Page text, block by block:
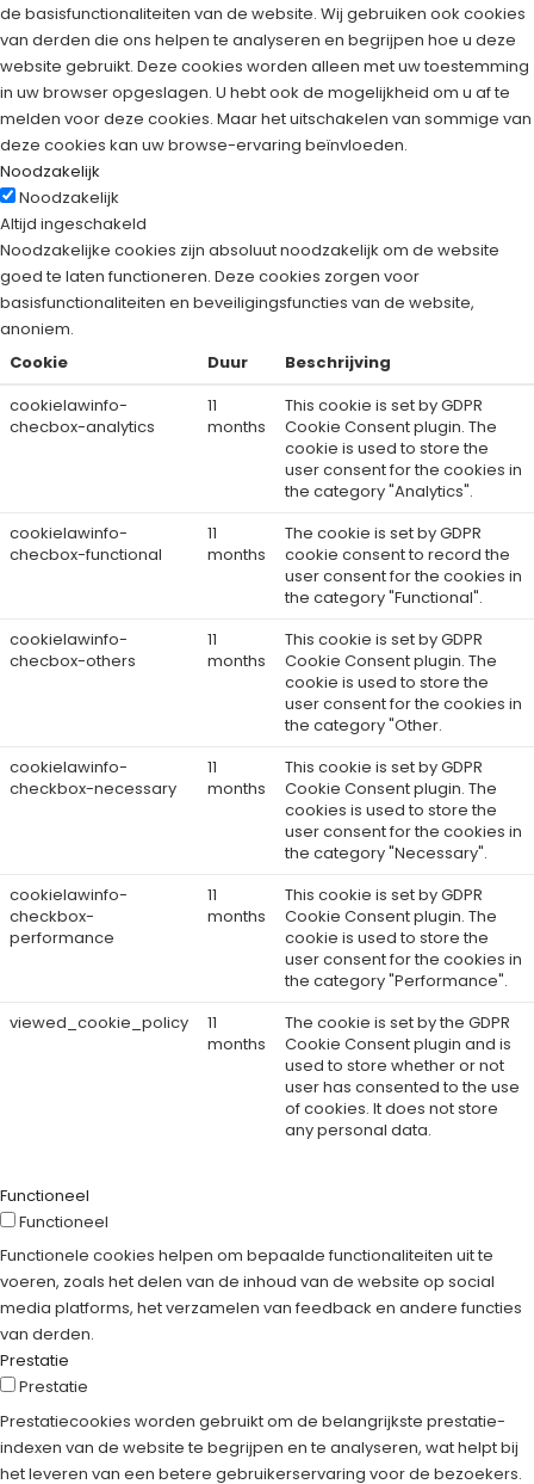
de basisfunctionaliteiten van de website. Wij gebruiken ook cookies
van derden die ons helpen te analyseren en begrijpen hoe u deze
website gebruikt. Deze cookies worden alleen met uw toestemming
in uw browser opgeslagen. U hebt ook de mogelijkheid om u af te
melden voor deze cookies. Maar het uitschakelen van sommige van
deze cookies kan uw browse-ervaring beïnvloeden.
Noodzakelijk
Noodzakelijk
Altijd ingeschakeld
Noodzakelijke cookies zijn absoluut noodzakelijk om de website
goed te laten functioneren. Deze cookies zorgen voor
basisfunctionaliteiten en beveiligingsfuncties van de website,
anoniem.
Cookie
Duur
Beschrijving
cookielawinfo-
checbox-analytics
11
months
This cookie is set by GDPR
Cookie Consent plugin. The
cookie is used to store the
user consent for the cookies in
the category "Analytics".
cookielawinfo-
checbox-functional
11
months
The cookie is set by GDPR
cookie consent to record the
user consent for the cookies in
the category "Functional".
cookielawinfo-
checbox-others
11
months
This cookie is set by GDPR
Cookie Consent plugin. The
cookie is used to store the
user consent for the cookies in
the category "Other.
cookielawinfo-
checkbox-necessary
11
months
This cookie is set by GDPR
Cookie Consent plugin. The
cookies is used to store the
user consent for the cookies in
the category "Necessary".
cookielawinfo-
checkbox-
performance
11
months
This cookie is set by GDPR
Cookie Consent plugin. The
cookie is used to store the
user consent for the cookies in
the category "Performance".
viewed_cookie_policy
11
months
The cookie is set by the GDPR
Cookie Consent plugin and is
used to store whether or not
user has consented to the use
of cookies. It does not store
any personal data.
Functioneel
Functioneel
Functionele cookies helpen om bepaalde functionaliteiten uit te
voeren, zoals het delen van de inhoud van de website op social
media platforms, het verzamelen van feedback en andere functies
van derden.
Prestatie
Prestatie
Prestatiecookies worden gebruikt om de belangrijkste prestatie-
indexen van de website te begrijpen en te analyseren, wat helpt bij
het leveren van een betere gebruikerservaring voor de bezoekers.